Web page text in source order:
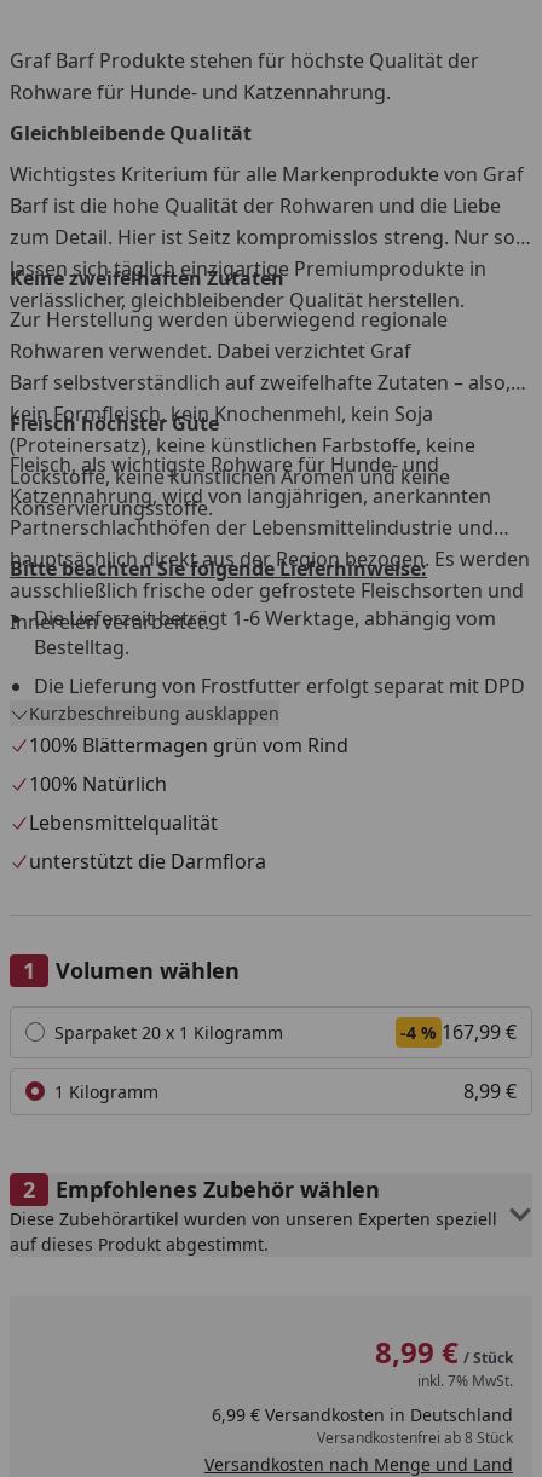
Graf Barf Produkte stehen für höchste Qualität der
Rohware für Hunde- und Katzennahrung.
Gleichbleibende Qualität
Wichtigstes Kriterium für alle Markenprodukte von Graf
Barf ist die hohe Qualität der Rohwaren und die Liebe
zum Detail. Hier ist Seitz kompromisslos streng. Nur so
lassen sich täglich einzigartige Premiumprodukte in
verlässlicher, gleichbleibender Qualität herstellen.
Keine zweifelhaften Zutaten
Zur Herstellung werden überwiegend regionale
Rohwaren verwendet. Dabei verzichtet Graf
Barf selbstverständlich auf zweifelhafte Zutaten – also,
kein Formfleisch, kein Knochenmehl, kein Soja
(Proteinersatz), keine künstlichen Farbstoffe, keine
Lockstoffe, keine künstlichen Aromen und keine
Konservierungsstoffe.
Fleisch höchster Güte
Fleisch, als wichtigste Rohware für Hunde- und
Katzennahrung, wird von langjährigen, anerkannten
Partnerschlachthöfen der Lebensmittelindustrie und
hauptsächlich direkt aus der Region bezogen. Es werden
ausschließlich frische oder gefrostete Fleischsorten und
Innereien verarbeitet.
Bitte beachten Sie folgende Lieferhinweise:
Die Lieferzeit beträgt 1-6 Werktage, abhängig vom
Bestelltag.
Die Lieferung von Frostfutter erfolgt separat mit DPD
aus einem Tiefkühllager.
Versandtage sind Montag bis Mittwoch, außer an
Feiertagen.
Versand nur innerhalb Deutschland und Österreich.
Die Lieferung muss beim ersten Zustellversuch sofort
Widerrufs- und Rückgaberecht ist für dieses Produkt
nicht gültig.
Kurzbeschreibung ausklappen
100% Blättermagen grün vom Rind
100% Natürlich
Lebensmittelqualität
unterstützt die Darmflora
Volumen wählen
Alle anzeigen (2)
Sparpaket 20 x 1 Kilogramm -4 % 167,99 €
1 Kilogramm 8,99 €
Empfohlenes Zubehör wählen
Diese Zubehörartikel wurden von unseren Experten speziell
auf dieses Produkt abgestimmt.
8,99 € / Stück
inkl. 7% MwSt.
6,99 € Versandkosten in Deutschland
Versandkostenfrei ab 8 Stück
Versandkosten nach Menge und Land